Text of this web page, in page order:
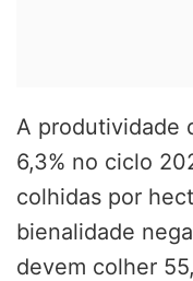
A produtividade
6,3% no ciclo
colhidas por
bienalidade
devem colher